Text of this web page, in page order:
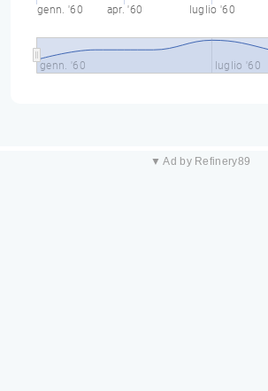
genn. '60 apr. '60 luglio '60
genn. '60 luglio '60
▼ Ad by Refinery89